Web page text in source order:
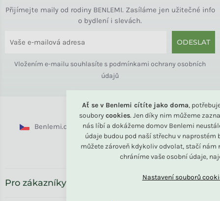
Ať se v Benlemi cítíte jako doma,
soubory cookies. Jen díky nim můžeme
nás líbí a dokážeme domov Benlemi
údaje budou pod naší střechu v naprostém
můžete zároveň kdykoliv odvolat, stačí nám
chráníme vaše osobní údaje,
Přijímejte maily od rodiny BENLEMI. Zasíláme jen užitečné info
o bydlení i slevách.
ODESLAT
Vložením e-mailu souhlasíte s podmínkami ochrany osobních
údajů
Benlemi.cz Benlemi.sk Benlemi.com
Benlemi.ro
Pro zákazníky